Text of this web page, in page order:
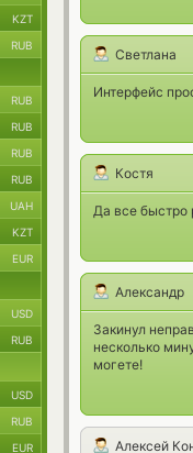
Светлана
Интерфейс
Костя
Да все быстро
Александр
Закинул
несколько
могете!
Алексей
KZT
RUB
RUB
RUB
RUB
RUB
UAH
KZT
EUR
USD
RUB
USD
RUB
EUR